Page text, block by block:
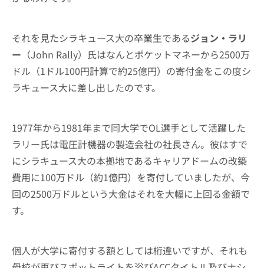
それを見たシラキュース大の卒業生であるジョン・ラリ
ー （John Rally）氏はなんとポケットマネーから2500万
ドル（1ドル100円計算で約25億円）の寄付金をこの度シ
ラキュース大に差し出したのです。
1977年から1981年まで同大学でOL選手として活躍した
ラリー氏は電圧計機器の製造会社の社長さん。彼はすで
にシラキュース大の本拠地であるキャリアドームの改築
費用に100万ドル（約1億円）を寄付していましたが、今
回の2500万ドルという大金はそれを大幅に上回る金額で
す。
個人が大学に寄付する額としては桁違いですが、それも